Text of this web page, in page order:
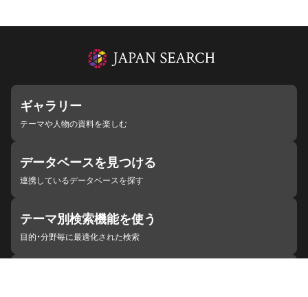
ギャラリー
テーマや人物の資料を楽しむ
データベースを見つける
連携しているデータベースを探す
テーマ別検索機能を使う
目的・分野毎に最適化された検索